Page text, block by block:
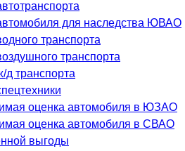
для наследства ЮВАО
транспорта
транспорта
д транспорта
оценка автомобиля в ЮЗАО
оценка автомобиля в СВАО
выгоды